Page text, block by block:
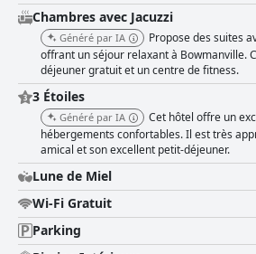
Chambres avec Jacuzzi
Généré par IA
Propose des suites
offrant un séjour relaxant à Bowmanville.
déjeuner gratuit et un centre de fitness.
3 Étoiles
Généré par IA
Cet hôtel offre un
hébergements confortables. Il est très
amical et son excellent petit-déjeuner.
Lune de Miel
Wi-Fi Gratuit
Parking